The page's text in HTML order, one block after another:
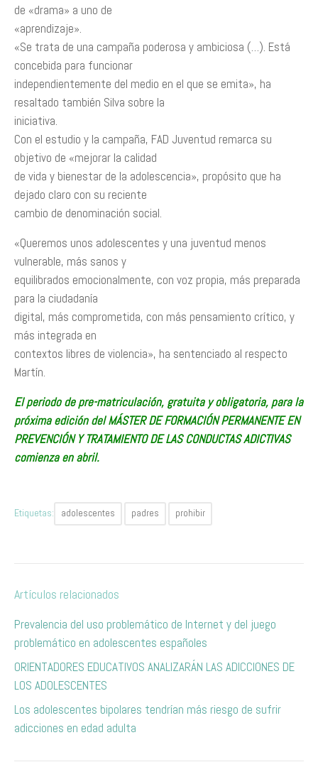
de «drama» a uno de
«aprendizaje».
«Se trata de una campaña poderosa y ambiciosa (…). Está
concebida para funcionar
independientemente del medio en el que se emita», ha
resaltado también Silva sobre la
iniciativa.
Con el estudio y la campaña, FAD Juventud remarca su
objetivo de «mejorar la calidad
de vida y bienestar de la adolescencia», propósito que ha
dejado claro con su reciente
cambio de denominación social.
«Queremos unos adolescentes y una juventud menos
vulnerable, más sanos y
equilibrados emocionalmente, con voz propia, más preparada
para la ciudadanía
digital, más comprometida, con más pensamiento crítico, y
más integrada en
contextos libres de violencia», ha sentenciado al respecto
Martín.
El periodo de pre-matriculación, gratuita y obligatoria, para la
próxima edición del MÁSTER DE FORMACIÓN PERMANENTE EN
PREVENCIÓN Y TRATAMIENTO DE LAS CONDUCTAS ADICTIVAS
comienza en abril.
Etiquetas: adolescentes padres prohibir
Artículos relacionados
Prevalencia del uso problemático de Internet y del juego
problemático en adolescentes españoles
ORIENTADORES EDUCATIVOS ANALIZARÁN LAS ADICCIONES DE
LOS ADOLESCENTES
Los adolescentes​ bipolares tendrían más riesgo de sufrir
adicciones en edad adulta